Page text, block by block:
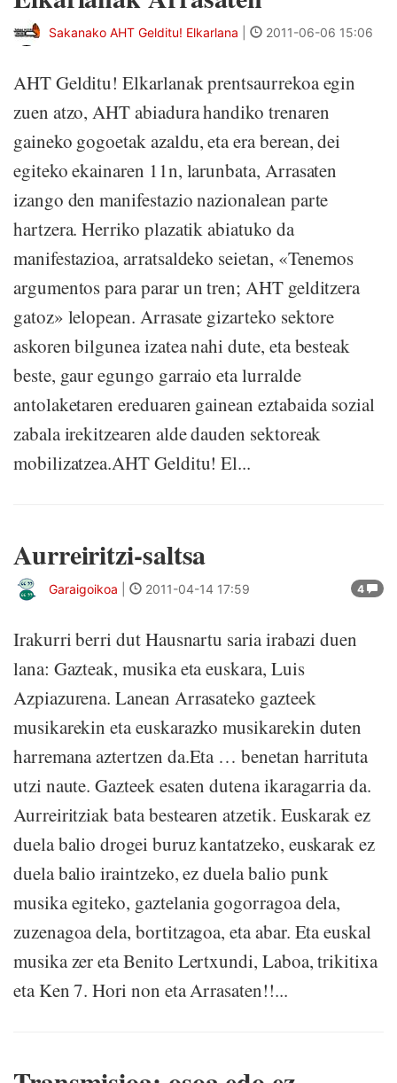
Sakanako AHT Gelditu! Elkarlana 2011-06-06 15:06
AHT Gelditu! Elkarlanak prentsaurrekoa egin
zuen atzo, AHT abiadura handiko trenaren
gaineko gogoetak azaldu, eta era berean, dei
egiteko ekainaren 11n, larunbata, Arrasaten
izango den manifestazio nazionalean parte
hartzera. Herriko plazatik abiatuko da
manifestazioa, arratsaldeko seietan, «Tenemos
argumentos para parar un tren; AHT gelditzera
gatoz» lelopean. Arrasate gizarteko sektore
askoren bilgunea izatea nahi dute, eta besteak
beste, gaur egungo garraio eta lurralde
antolaketaren ereduaren gainean eztabaida sozial
zabala irekitzearen alde dauden sektoreak
mobilizatzea.AHT Gelditu! El...
Aurreiritzi-saltsa
4
Garaigoikoa 2011-04-14 17:59
Irakurri berri dut Hausnartu saria irabazi duen
lana: Gazteak, musika eta euskara, Luis
Azpiazurena. Lanean Arrasateko gazteek
musikarekin eta euskarazko musikarekin duten
harremana aztertzen da.Eta … benetan harrituta
utzi naute. Gazteek esaten dutena ikaragarria da.
Aurreiritziak bata bestearen atzetik. Euskarak ez
duela balio drogei buruz kantatzeko, euskarak ez
duela balio iraintzeko, ez duela balio punk
musika egiteko, gaztelania gogorragoa dela,
zuzenagoa dela, bortitzagoa, eta abar. Eta euskal
musika zer eta Benito Lertxundi, Laboa, trikitixa
eta Ken 7. Hori non eta Arrasaten!!...